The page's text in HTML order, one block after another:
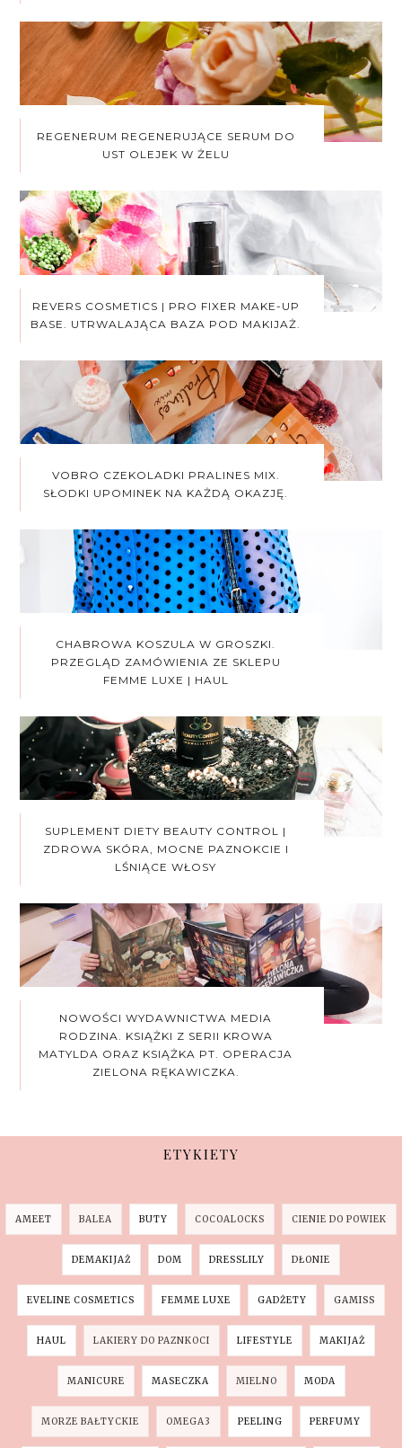
REGENERUM REGENERUJĄCE SERUM DO
UST OLEJEK W ŻELU
REVERS COSMETICS | PRO FIXER MAKE-UP
BASE. UTRWALAJĄCA BAZA POD MAKIJAŻ.
VOBRO CZEKOLADKI PRALINES MIX.
SŁODKI UPOMINEK NA KAŻDĄ OKAZJĘ.
CHABROWA KOSZULA W GROSZKI.
PRZEGLĄD ZAMÓWIENIA ZE SKLEPU
FEMME LUXE | HAUL
SUPLEMENT DIETY BEAUTY CONTROL |
ZDROWA SKÓRA, MOCNE PAZNOKCIE I
LŚNIĄCE WŁOSY
NOWOŚCI WYDAWNICTWA MEDIA
RODZINA. KSIĄŻKI Z SERII KROWA
MATYLDA ORAZ KSIĄŻKA PT. OPERACJA
ZIELONA RĘKAWICZKA.
ETYKIETY
AMEET BALEA BUTY COCOALOCKS CIENIE DO POWIEK
DEMAKIJAŻ DOM DRESSLILY DŁONIE
EVELINE COSMETICS FEMME LUXE GADŻETY GAMISS
HAUL LAKIERY DO PAZNKOCI LIFESTYLE MAKIJAŻ
MANICURE MASECZKA MIELNO MODA
MORZE BAŁTYCKIE OMEGA3 PEELING PERFUMY